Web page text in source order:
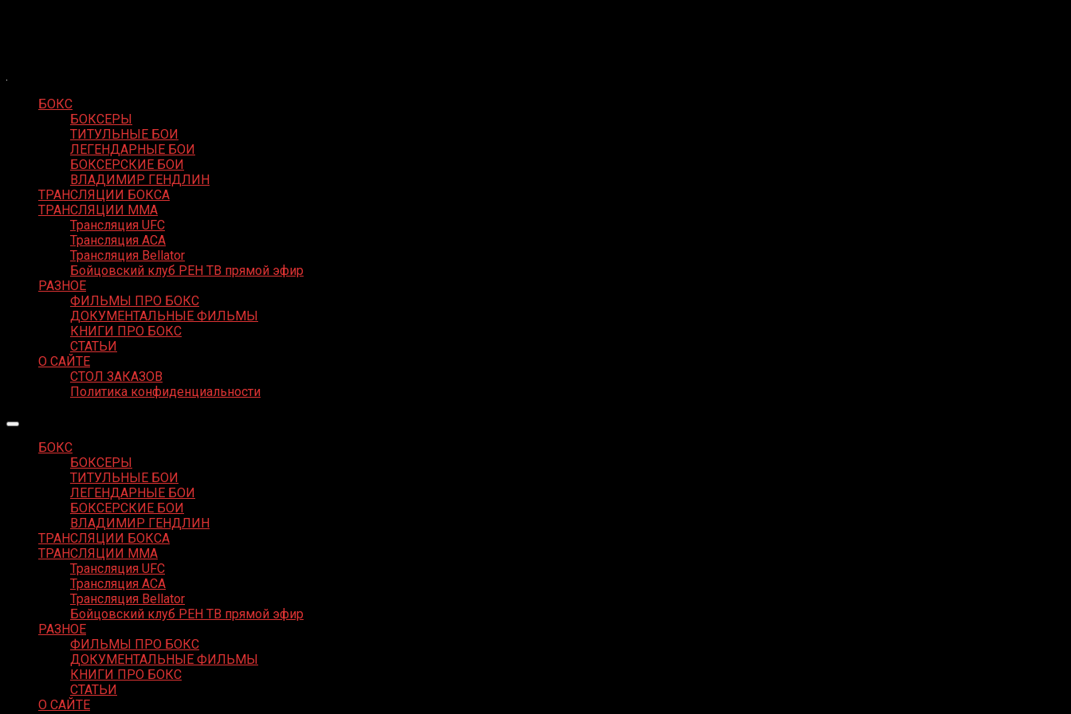
БОКС
БОКСЕРЫ
ТИТУЛЬНЫЕ БОИ
ЛЕГЕНДАРНЫЕ БОИ
БОКСЕРСКИЕ БОИ
ВЛАДИМИР ГЕНДЛИН
ТРАНСЛЯЦИИ БОКСА
ТРАНСЛЯЦИИ MMA
Трансляция UFC
Трансляция ACA
Трансляция Bellator
Бойцовский клуб РЕН ТВ прямой эфир
РАЗНОЕ
ФИЛЬМЫ ПРО БОКС
ДОКУМЕНТАЛЬНЫЕ ФИЛЬМЫ
КНИГИ ПРО БОКС
СТАТЬИ
О САЙТЕ
СТОЛ ЗАКАЗОВ
Политика конфиденциальности
БОКС
БОКСЕРЫ
ТИТУЛЬНЫЕ БОИ
ЛЕГЕНДАРНЫЕ БОИ
БОКСЕРСКИЕ БОИ
ВЛАДИМИР ГЕНДЛИН
ТРАНСЛЯЦИИ БОКСА
ТРАНСЛЯЦИИ MMA
Трансляция UFC
Трансляция ACA
Трансляция Bellator
Бойцовский клуб РЕН ТВ прямой эфир
РАЗНОЕ
ФИЛЬМЫ ПРО БОКС
ДОКУМЕНТАЛЬНЫЕ ФИЛЬМЫ
КНИГИ ПРО БОКС
СТАТЬИ
О САЙТЕ